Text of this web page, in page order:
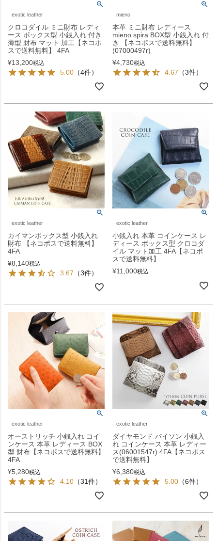
exotic leather
クロコダイル ミニ財布 レディ
ース ボックス型 小銭入れ 付き
薄型 財布 マット 加工【ネコポ
スで送料無料】 4FA
¥13,200税込
5.00 （4件）
mieno
本革 ミニ財布 レディース
mieno spira BOX型 小銭入れ 付
き 【ネコポスで送料無料】
(07000497r)
¥4,730税込
4.67 （3件）
exotic leather
カイマンボックス型 小銭入れ
財布 【ネコポスで送料無料】
4FA
¥8,140税込
3.67 （3件）
exotic leather
小銭入れ 本革 コインケース レ
ディース ボックス型 クロコダ
イル マット加工 4FA【ネコポ
スで送料無料】
¥11,000税込
exotic leather
オーストリッチ 小銭入れ コイ
ンケース 本革 レディース BOX
型 財布【ネコポスで送料無料】
4FA
¥5,280税込
4.10 （31件）
exotic leather
ダイヤモンド パイソン 小銭入
れ コインケース 本革 レディー
ス(06001547r) 4FA【ネコポス
で送料無料】
¥6,380税込
5.00 （6件）